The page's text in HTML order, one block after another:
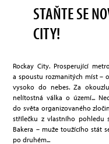
STAŇTE SE
CITY!
Rockay City. Prosperující
a spoustu rozmanitých míst –
vysoko do nebes. Za
nelítostná válka o území...
do světa organizovaného
střílečku z vlastního pohledu
Bakera – muže toužícího stát
po druhém...